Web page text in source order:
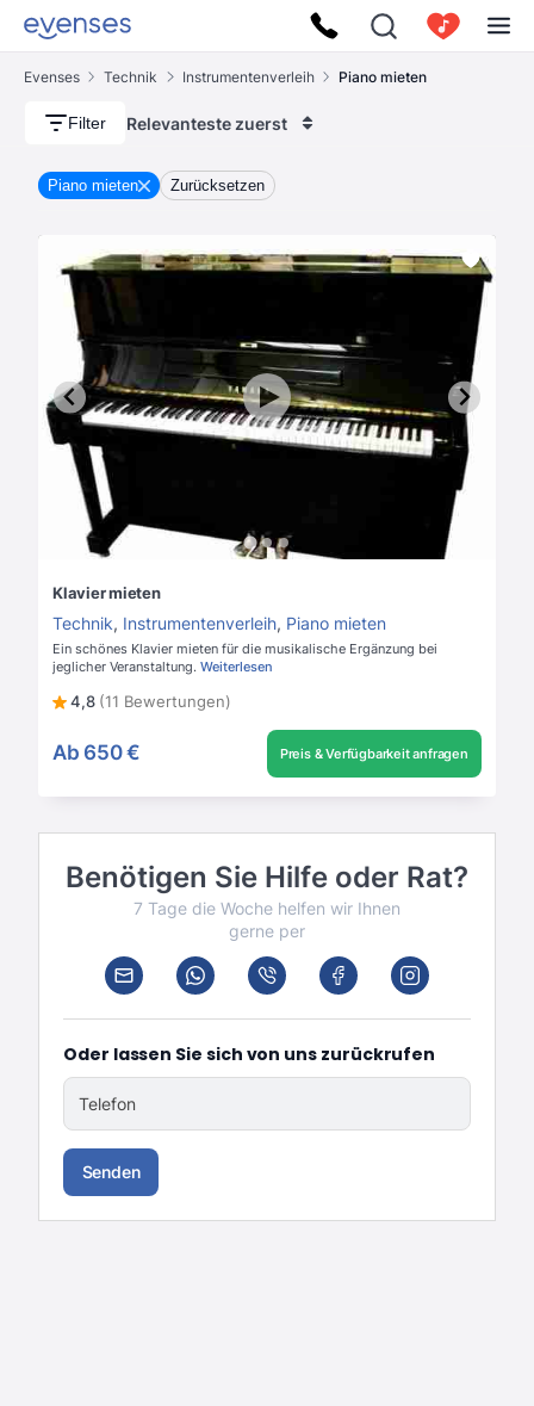
Evenses Technik Instrumentenverleih Piano mieten
Filter Relevanteste zuerst
Piano mieten Zurücksetzen
Klavier mieten
Technik, Instrumentenverleih, Piano mieten
Ein schönes Klavier mieten für die musikalische Ergänzung bei
jeglicher Veranstaltung. Weiterlesen
4,8 (11 Bewertungen)
Ab 650 € Preis & Verfügbarkeit anfragen
Benötigen Sie Hilfe oder Rat?
7 Tage die Woche helfen wir Ihnen
gerne per
Oder lassen Sie sich von uns zurückrufen
Telefon
Senden